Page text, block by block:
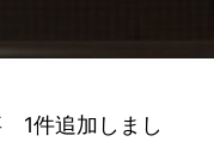
1件追加しまし